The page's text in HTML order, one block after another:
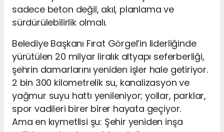
sadece beton değil, akıl, planlama ve
sürdürülebilirlik olmalı.
Belediye Başkanı Fırat Görgel’in liderliğinde
yürütülen 20 milyar liralık altyapı seferberliği,
şehrin damarlarını yeniden işler hale getiriyor.
2 bin 300 kilometrelik su, kanalizasyon ve
yağmur suyu hattı yenileniyor; yollar, parklar,
spor vadileri birer birer hayata geçiyor.
Ama en kıymetlisi şu: Şehir yeniden inşa